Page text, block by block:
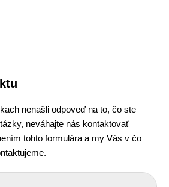
nenašli odpoveď na to, čo ste
neváhajte nás kontaktovať
tohto formulára a my Vás v čo